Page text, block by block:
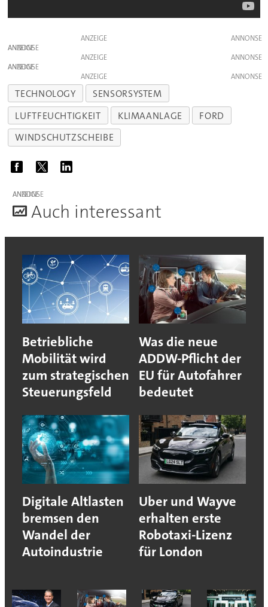
ANZEIGE
ANZEIGE
ANZEIGE
ANZEIGE
ANZEIGE
TECHNOLOGY
SENSORSYSTEM
LUFTFEUCHTIGKEIT
KLIMAANLAGE
FORD
WINDSCHUTZSCHEIBE
ANZEIGE
Auch interessant
Betriebliche
Mobilität wird
zum strategischen
Steuerungsfeld
Was die neue
ADDW-Pflicht der
EU für Autofahrer
bedeutet
Digitale Altlasten
bremsen den
Wandel der
Autoindustrie
Uber und Wayve
erhalten erste
Robotaxi-Lizenz
für London